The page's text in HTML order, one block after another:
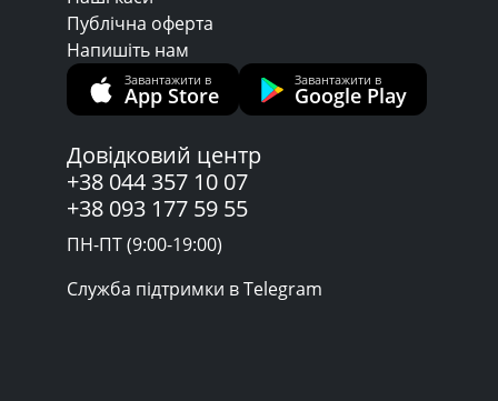
Публічна оферта
Напишіть нам
Завантажити в
App Store
Завантажити в
Google Play
Довідковий центр
+38 044 357 10 07
+38 093 177 59 55
ПН-ПТ (9:00-19:00)
Служба підтримки в Telegram